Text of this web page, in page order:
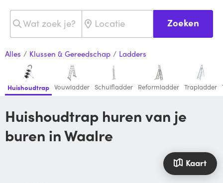
Zoeken
Alles / Klussen & Gereedschap / Ladders
Huishoudtrap Vouwladder Schuifladder Reformladder Trapladder
Huishoudtrap huren van je
buren in Waalre
Kaart